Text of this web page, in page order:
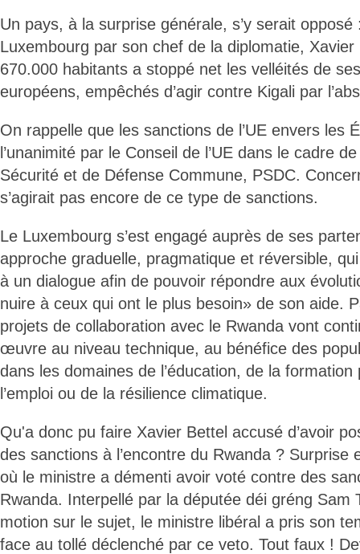
Un pays, à la surprise générale, s’y serait
Luxembourg par son chef de la diplomatie,
670.000 habitants a stoppé net les velléités de
européens, empêchés d’agir contre Kigali par
On rappelle que les sanctions de l’UE envers les
l’unanimité par le Conseil de l’UE dans le cadre
Sécurité et de Défense Commune, PSDC.
s’agirait pas encore de ce type de sanctions.
Le Luxembourg s’est engagé auprès de ses
approche graduelle, pragmatique et réversible,
à un dialogue afin de pouvoir répondre aux
nuire à ceux qui ont le plus besoin» de son aide.
projets de collaboration avec le Rwanda vont
œuvre au niveau technique, au bénéfice des
dans les domaines de l’éducation, de la
l’emploi ou de la résilience climatique.
Qu'a donc pu faire Xavier Bettel accusé d’avoir
des sanctions à l’encontre du Rwanda ? Surprise
où le ministre a démenti avoir voté contre des
Rwanda. Interpellé par la députée déi gréng Sam
motion sur le sujet, le ministre libéral a pris son
face au tollé déclenché par ce veto. Tout faux !